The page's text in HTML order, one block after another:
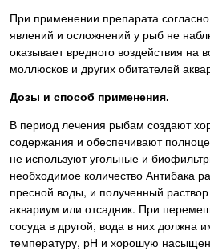
При применении препарата
явлений и осложнений у рыб не
оказывает вредного воздействия на
моллюсков и других обитателей
Дозы и способ применения.
В период лечения рыбам создают
содержания и обеспечивают
не используют угольные и
необходимое количество Антибака
пресной воды, и полученный
аквариум или отсадник. При
сосуда в другой, вода в них должна
температуру, рН и хорошую